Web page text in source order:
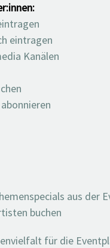
eintragen
Kanälen
aus der
buchen
für die